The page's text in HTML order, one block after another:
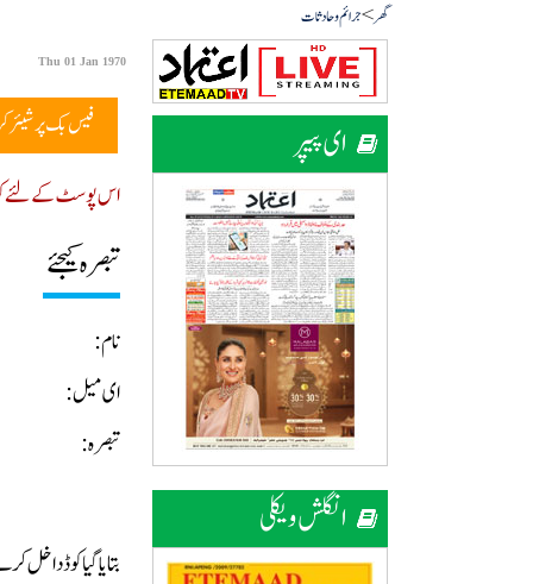
گھر>جرائم و حادثات
ای پیپر
انگلش ویکلی
Thu 01 Jan 1970
فیس بک پر شیئر
اس پوسٹ کے لئے
تبصرہ کیجئے
نام:
ای میل:
تبصرہ:
بتایا گیا کوڈ داخل